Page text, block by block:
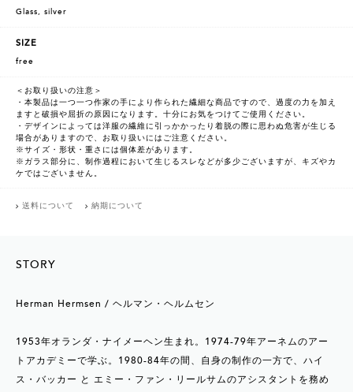
Glass, silver
SIZE
free
＜お取り扱いの注意＞
・本製品は一つ一つ作家の手により作られた繊細な商品ですので、過度の力を加え
ますと破損や屈折の原因になります。十分にお気をつけてご使用ください。
・デザインによっては洋服の繊維に引っかかったり着脱の際に思わぬ危害が生じる
場合がありますので、お取り扱いにはご注意ください。
※サイズ・形状・重さには個体差があります。
※ガラス部分に、制作過程において生じるスレなどが多少ございますが、キズやカ
ケではございません。
送料について 納期について
STORY
Herman Hermsen / ヘルマン・ヘルムセン
1953年オランダ・ナイメーヘン生まれ。1974-79年アーネムのアー
トアカデミーで学ぶ。1980-84年の間、自身の制作の一方で、ハイ
ス・バッカー と エミー・ファン・リールサムのアシスタントを務め